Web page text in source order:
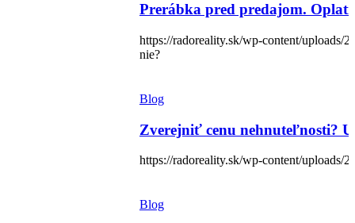
Prerábka pred predajom. Oplatí
https://radoreality.sk/wp-content/uploads/
nie?
Blog
Zverejniť cenu nehnuteľnosti?
https://radoreality.sk/wp-content/uploads/
Blog